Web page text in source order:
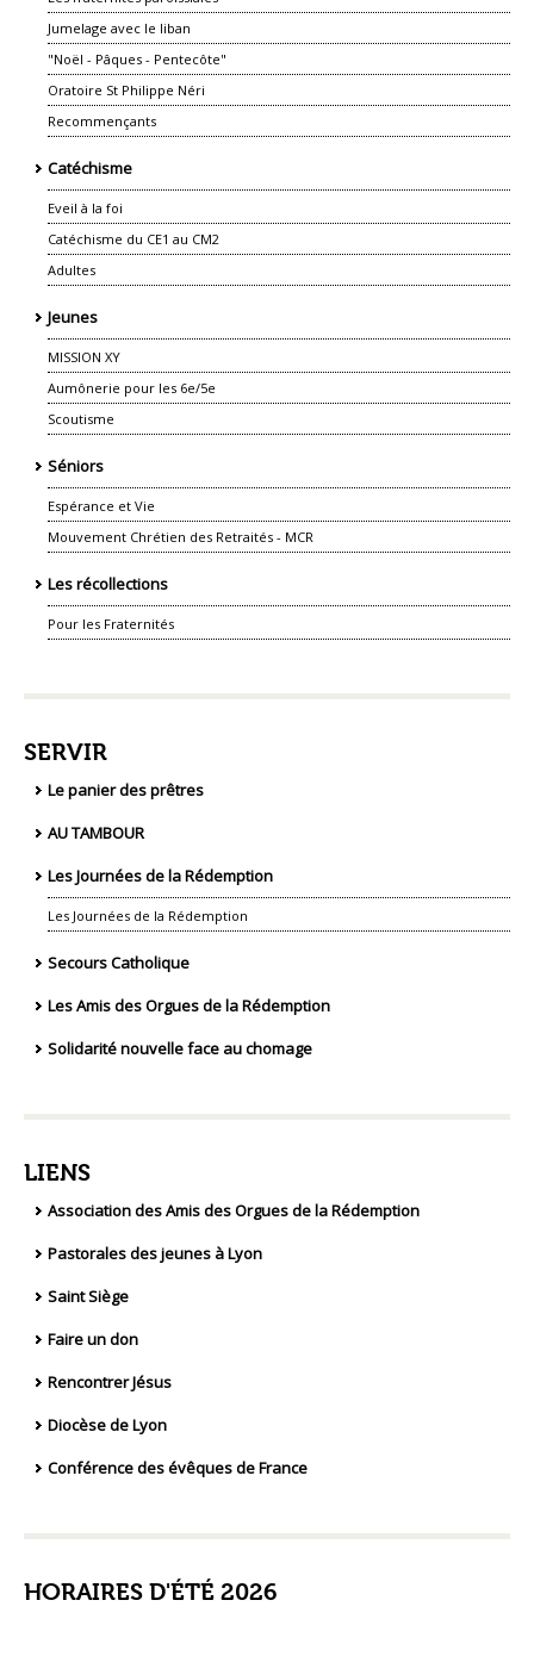
Jumelage avec le liban
"Noël - Pâques - Pentecôte"
Oratoire St Philippe Néri
Recommençants
Catéchisme
Eveil à la foi
Catéchisme du CE1 au CM2
Adultes
Jeunes
MISSION XY
Aumônerie pour les 6e/5e
Scoutisme
Séniors
Espérance et Vie
Mouvement Chrétien des Retraités - MCR
Les récollections
Pour les Fraternités
SERVIR
Le panier des prêtres
AU TAMBOUR
Les Journées de la Rédemption
Les Journées de la Rédemption
Secours Catholique
Les Amis des Orgues de la Rédemption
Solidarité nouvelle face au chomage
LIENS
Association des Amis des Orgues de la Rédemption
Pastorales des jeunes à Lyon
Saint Siège
Faire un don
Rencontrer Jésus
Diocèse de Lyon
Conférence des évêques de France
HORAIRES D'ÉTÉ 2026